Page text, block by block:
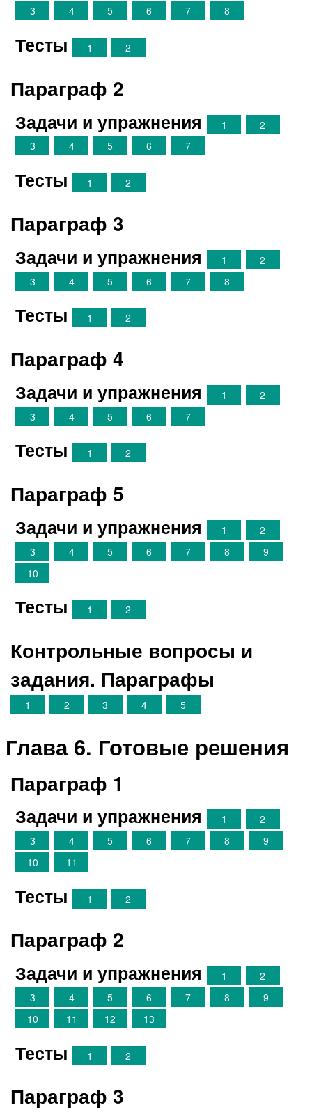
3
4 5 6 7 8
Тесты 1 2
Параграф 2
Задачи и упражнения 1
2
3
4 5 6 7
Тесты 1 2
Параграф 3
Задачи и упражнения 1
2
3
4 5 6 7 8
Тесты 1 2
Параграф 4
Задачи и упражнения 1
2
3
4 5 6 7
Тесты 1 2
Параграф 5
Задачи и упражнения 1
2
3
4 5 6 7 8
9
10
Тесты 1 2
Контрольные вопросы и
задания. Параграфы
1 2 3 4 5
Глава 6. Готовые решения
Параграф 1
Задачи и упражнения 1
2
3
4 5 6 7 8
9
10
11
Тесты 1 2
Параграф 2
Задачи и упражнения 1
2
3
4 5 6 7 8
9
10
11 12 13
Тесты 1 2
Параграф 3